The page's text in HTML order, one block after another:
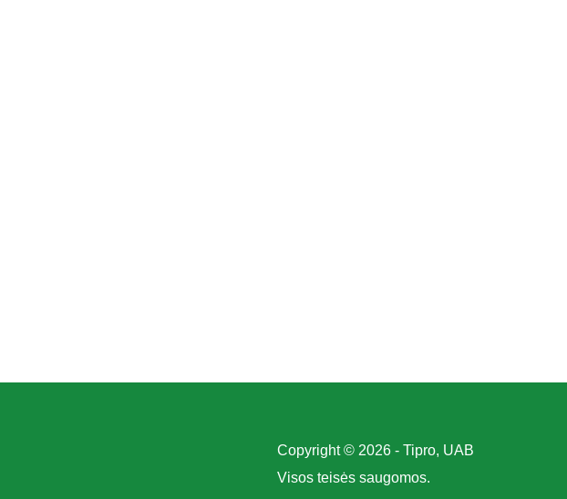
Copyright © 2026 - Tipro, UAB
Visos teisės saugomos.